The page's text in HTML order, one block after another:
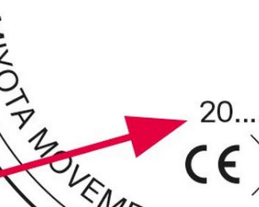
3 bar
PDF
3 bar
3 bar
PDF
PDF